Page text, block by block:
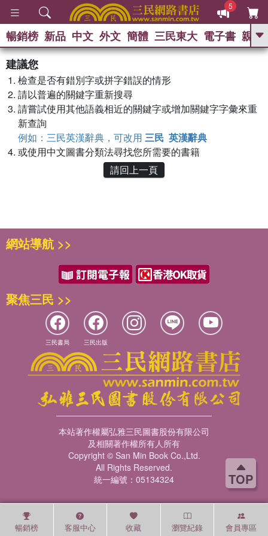
TOP
5
GO
熱搜：
暢銷榜 新品 中文 外文 簡體 三民東大 電子書 親子
建議您
檢查是否有錯別字或拼字錯誤的情形
請以普遍的關鍵字重新搜尋
請嘗試使用其他語義相近的關鍵字或增加關鍵字字彙來重
新查詢
例如：三民英漢辭典，可改用 三民 英漢辭典
或使用中文圖書分類法尋找您所需要的書籍
請回上一頁
暢銷榜 客服中心 收藏 瀏覽紀錄 會員專區
網站導航 >>
聚焦三民 >>
三民書局 三民出版
本站著作權屬弘雅三民圖書股份有限公司
及相關著作權所有人所有
Copyright © San Min Book Co.,Ltd.
All Rights Reserved.
統一編號：05134324